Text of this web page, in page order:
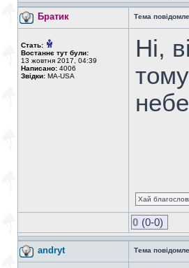
Братик Тема
Стать:
Востаннє тут були:
13 жовтня 2017, 04:39
Написано: 4006
Звідки: MA-USA
Ні,
Хай
0 (0-0)
andryt Тема